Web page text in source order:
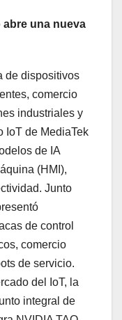
abre una nueva
de dispositivos
comercio
industriales y
IoT de MediaTek
de IA
(HMI),
Junto
de control
comercio
de servicio.
del IoT, la
integral de